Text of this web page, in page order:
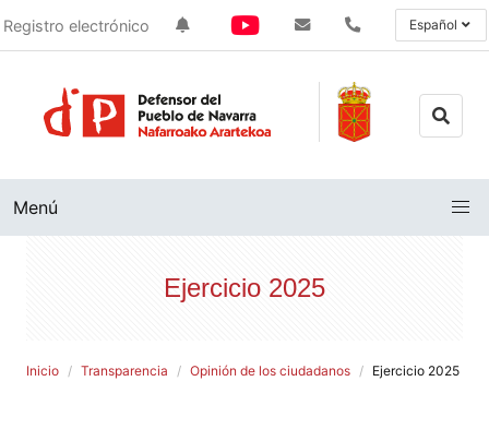
Registro electrónico Español
Menú
Ejercicio 2025
Inicio Transparencia Opinión de los ciudadanos Ejercicio 2025